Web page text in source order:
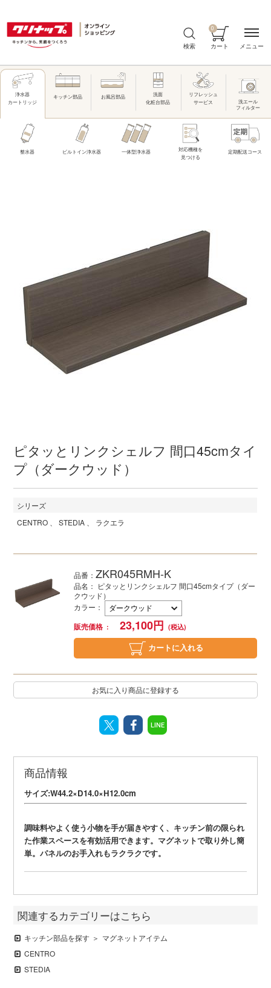
検索 カート
0
浄水器
カートリッジ
キッチン部品 お風呂部品
洗面
化粧台部品
リフレッシュ
サービス
洗エール
フィルター
整水器 ビルトイン浄水器 一体型浄水器
対応機種を
見つける
定期配送コース
ピタッとリンクシェルフ 間口45cmタイ
プ（ダークウッド）
シリーズ
CENTRO
STEDIA ラクエラ
品番：ZKR045RMH-K
品名： ピタッとリンクシェルフ 間口45cmタイプ（ダー
クウッド）
カラー ：
販売価格
23,100円
カートに入れる
お気に入り商品に登録する
LINE
商品情報
サイズ:W44.2×D14.0×H12.0cm
調味料やよく使う小物を手が届きやすく、キッチン前の限られ
た作業スペースを有効活用できます。マグネットで取り外し簡
単。パネルのお手入れもラクラクです。
関連するカテゴリーはこちら
キッチン部品を探す
マグネットアイテム
CENTRO
STEDIA
メニュー